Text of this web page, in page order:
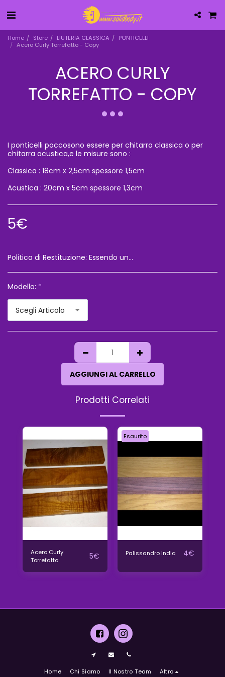
Home Store LIUTERIA CLASSICA
PONTICELLI
Acero Curly Torrefatto - Copy
ACERO CURLY
TORREFATTO - COPY
I ponticelli poccosono essere per chitarra classica o per
chitarra acustica,e le misure sono :
Classica : 18cm x 2,5cm spessore 1,5cm
Acustica : 20cm x 5cm spessore 1,3cm
5€
Politica di Restituzione: Essendo una vendita a distanza il cliente ha diritto di recesso,le spese di spedizione saranno a suo carico,e ogni oggetto non dovra&#039; essere alterato,rispetto a come vie è arrivato Vi consigliamo sempre di chiedere l&#039;assicurazione per il vostro ordine,perche&#039; in caso di smarrimento o danneggiamento,non risponderemo dell&#039;accaduto
Modello: *
Scegli Articolo
AGGIUNGI AL CARRELLO
Prodotti Correlati
Acero Curly
Torrefatto
5€
Esaurito
Palissandro India 4€
Home Chi Siamo Il Nostro Team Altro